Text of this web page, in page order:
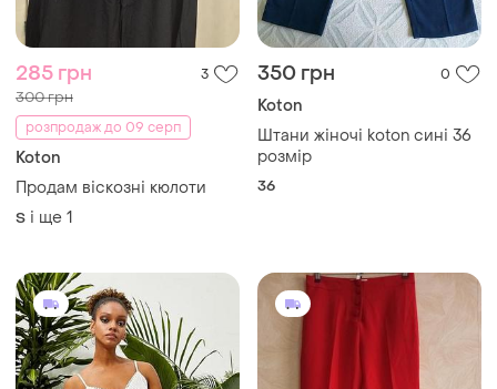
285 грн 3
300 грн
розпродаж до 09 серп
Koton
Продам віскозні кюлоти
S і ще 1
350 грн 0
Koton
Штани жіночі koton сині 36
розмір
36